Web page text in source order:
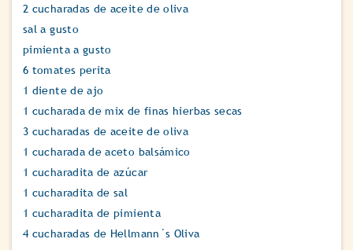
2 cucharadas de aceite de oliva
sal a gusto
pimienta a gusto
6 tomates perita
1 diente de ajo
1 cucharada de mix de finas hierbas secas
3 cucharadas de aceite de oliva
1 cucharada de aceto balsámico
1 cucharadita de azúcar
1 cucharadita de sal
1 cucharadita de pimienta
4 cucharadas de Hellmann´s Oliva